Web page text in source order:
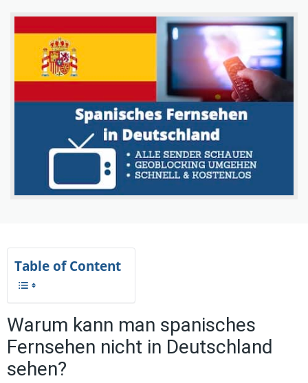
Table of Content
Warum kann man spanisches
Fernsehen nicht in Deutschland
sehen?